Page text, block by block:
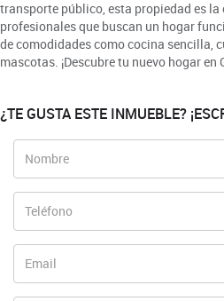
transporte público, esta propiedad es
profesionales que buscan un hogar
de comodidades como cocina sencilla,
mascotas. ¡Descubre tu nuevo hogar en
¿TE GUSTA ESTE INMUEBLE?